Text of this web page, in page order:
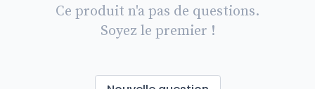
Ce produit n'a pas de questions.
Soyez le premier !